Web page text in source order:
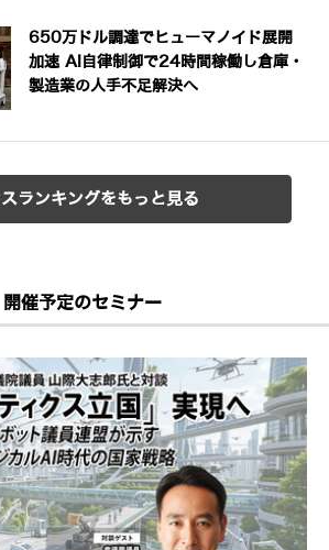
650万ドル調達でヒューマノイド展開
加速 AI自律制御で24時間稼働し倉庫・
製造業の人手不足解決へ
ランキングをもっと見る
開催予定のセミナー